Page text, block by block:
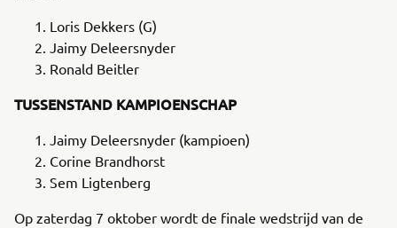
Loris Dekkers (G)
Jaimy Deleersnyder
Ronald Beitler
TUSSENSTAND KAMPIOENSCHAP
Jaimy Deleersnyder (kampioen)
Corine Brandhorst
Sem Ligtenberg
Op zaterdag 7 oktober wordt de finale wedstrijd van de